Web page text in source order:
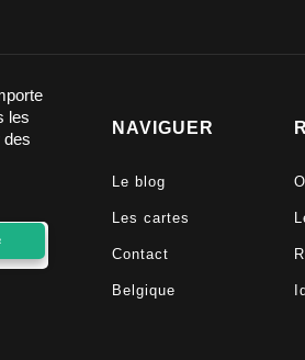
les
des
NAVIGUER
Le blog
Les cartes
Contact
Belgique